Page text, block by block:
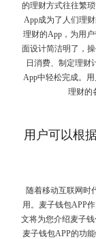
的理财方式往往繁
App成为了人们理
理财的App，为用
面设计简洁明了，
日消费、制定理财
App中轻松完成。
理财的
用户可以根
随着移动互联网时
用。麦子钱包APP
文将为您介绍麦子
麦子钱包APP的功